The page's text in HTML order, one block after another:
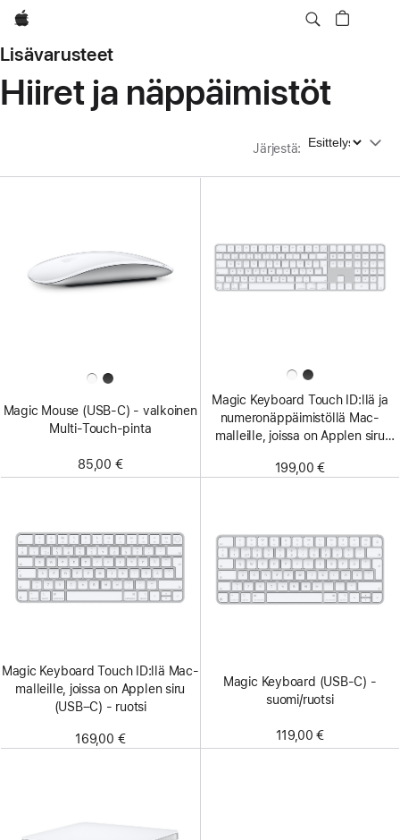
Apple
Lisävarusteet
Hiiret ja näppäimistöt
Järjestä: Järjestä
Magic Mouse (USB‑C) - valkoinen
Multi-Touch-pinta
85,00 €
Magic Keyboard Touch ID:llä ja
numero­näppäimistöllä Mac-
malleille, joissa on Applen siru
näppäimet
199,00 €
Magic Keyboard Touch ID:llä Mac-
malleille, joissa on Applen siru
(USB–C) - ruotsi
169,00 €
Magic Keyboard (USB-C) -
suomi/ruotsi
119,00 €